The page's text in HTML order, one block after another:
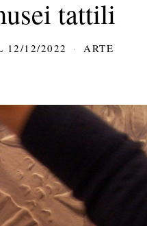
tattili
12/12/2022
ARTE